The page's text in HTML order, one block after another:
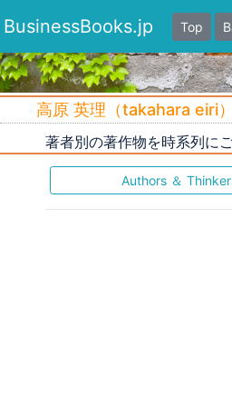
BusinessBooks.jp Top
高原 英理（takahara eiri
著者別の著作物を時系列に
Authors ＆